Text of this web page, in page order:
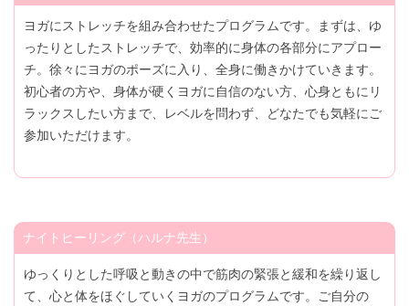
ヨガにストレッチを組み合わせたプログラムです。まずは、ゆ
ったりとしたストレッチで、効率的に身体の各部分にアプロー
チ。徐々にヨガのポーズに入り、全身に働きかけていきます。
初心者の方や、身体が硬くヨガに自信のない方、心身ともにリ
ラックスしたい方まで、レベルを問わず、どなたでも気軽にご
参加いただけます。
ナイトヒーリング（ハルナ先生）
ゆっくりとした呼吸と動きの中で筋肉の緊張と緩和を繰り返し
て、心と体をほぐしていくヨガのプログラムです。ご自分の